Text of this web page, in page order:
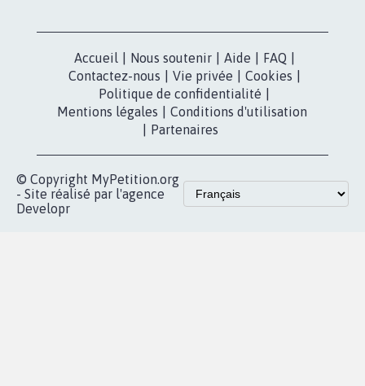
Accueil Nous soutenir Aide FAQ
Contactez-nous
Vie privée Cookies
Politique de confidentialité
Mentions légales
Conditions d'utilisation
Partenaires
© Copyright MyPetition.org
- Site réalisé par l'agence
Developr